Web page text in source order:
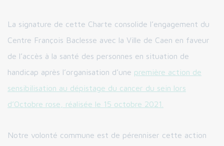
La signature de cette Charte consolide l’engagement du
Centre François Baclesse avec la Ville de Caen en faveur
de l’accès à la santé des personnes en situation de
handicap après l’organisation d’une première action de
sensibilisation au dépistage du cancer du sein lors
d’Octobre rose, réalisée le 15 octobre 2021.
Notre volonté commune est de pérenniser cette action